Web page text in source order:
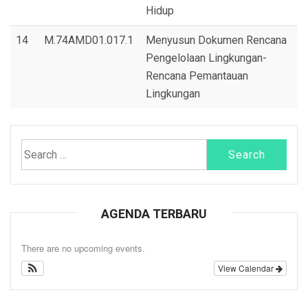
Hidup
14 M.74AMD01.017.1
Menyusun Dokumen Rencana
Pengelolaan Lingkungan-
Rencana Pemantauan
Lingkungan
Search
AGENDA TERBARU
There are no upcoming events.
View Calendar